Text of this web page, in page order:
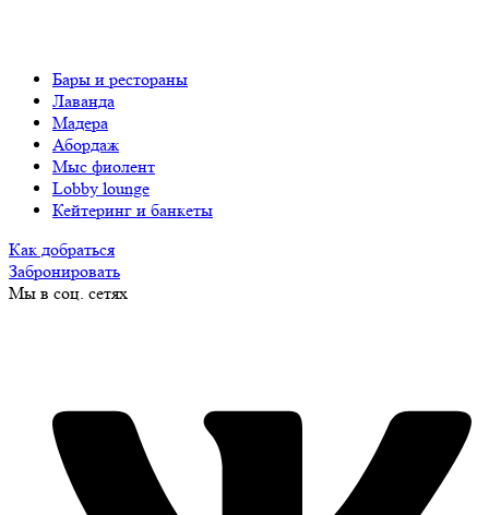
Бары и рестораны
Лаванда
Мадера
Абордаж
Мыс фиолент
Lobby lounge
Кейтеринг и банкеты
Как добраться
Забронировать
Мы в соц. сетях